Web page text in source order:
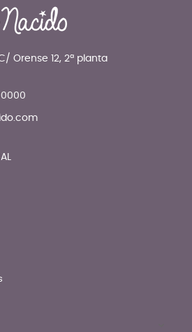
Orense 12, 2ª planta